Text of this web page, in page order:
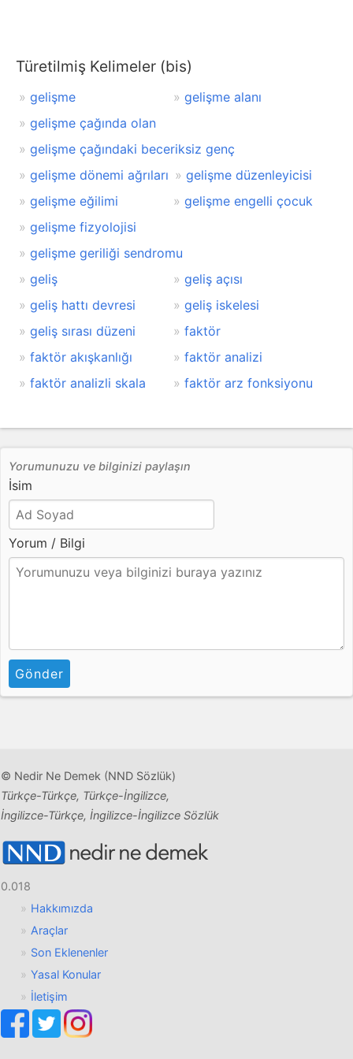
Türetilmiş Kelimeler (bis)
gelişme
gelişme alanı
gelişme çağında olan
gelişme çağındaki beceriksiz genç
gelişme dönemi ağrıları
gelişme düzenleyicisi
gelişme eğilimi
gelişme engelli çocuk
gelişme fizyolojisi
gelişme geriliği sendromu
geliş
geliş açısı
geliş hattı devresi
geliş iskelesi
geliş sırası düzeni
faktör
faktör akışkanlığı
faktör analizi
faktör analizli skala
faktör arz fonksiyonu
Yorumunuzu ve bilginizi paylaşın
İsim
Yorum / Bilgi
Gönder
© Nedir Ne Demek (NND Sözlük)
Türkçe-Türkçe, Türkçe-İngilizce,
İngilizce-Türkçe, İngilizce-İngilizce Sözlük
0.018
Hakkımızda
Araçlar
Son Eklenenler
Yasal Konular
İletişim